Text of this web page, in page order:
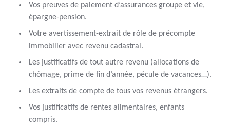
Vos preuves de paiement d’assurances groupe et vie,
épargne-pension.
Votre avertissement-extrait de rôle de précompte
immobilier avec revenu cadastral.
Les justificatifs de tout autre revenu (allocations de
chômage, prime de fin d’année, pécule de vacances…).
Les extraits de compte de tous vos revenus étrangers.
Vos justificatifs de rentes alimentaires, enfants
compris.